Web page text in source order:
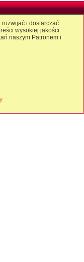
i dostarczać
wysokiej jakości.
naszym Patronem i